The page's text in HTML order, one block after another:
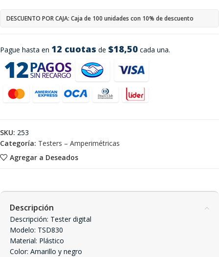
Pague hasta en 12 cuotas de $18,50 cada una.
DESCUENTO POR CAJA: Caja de 100 unidades con 10% de descuento
Agregar a Deseados
SKU: 253
Categoría: Testers – Amperimétricas
Descripción
Descripción: Tester digital
Modelo: TSD830
Material: Plástico
Color: Amarillo y negro